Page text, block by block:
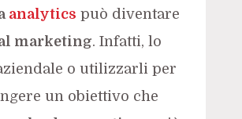
analytics può diventare
marketing. Infatti, lo
o utilizzarli per
un obiettivo che